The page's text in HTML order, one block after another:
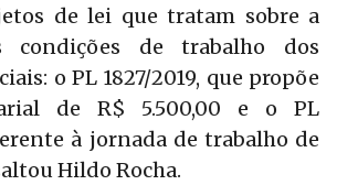
de lei que tratam sobre a
condições de trabalho dos
o PL 1827/2019, que propõe
de R$ 5.500,00 e o PL
à jornada de trabalho de
Hildo Rocha.